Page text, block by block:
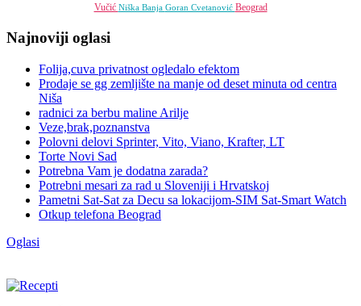
Vučić Niška Banja Goran Cvetanović Beograd
Najnoviji oglasi
Folija,cuva privatnost ogledalo efektom
Prodaje se gg zemljište na manje od deset minuta od centra
Niša
radnici za berbu maline Arilje
Veze,brak,poznanstva
Polovni delovi Sprinter, Vito, Viano, Krafter, LT
Torte Novi Sad
Potrebna Vam je dodatna zarada?
Potrebni mesari za rad u Sloveniji i Hrvatskoj
Pametni Sat-Sat za Decu sa lokacijom-SIM Sat-Smart Watch
Otkup telefona Beograd
Oglasi